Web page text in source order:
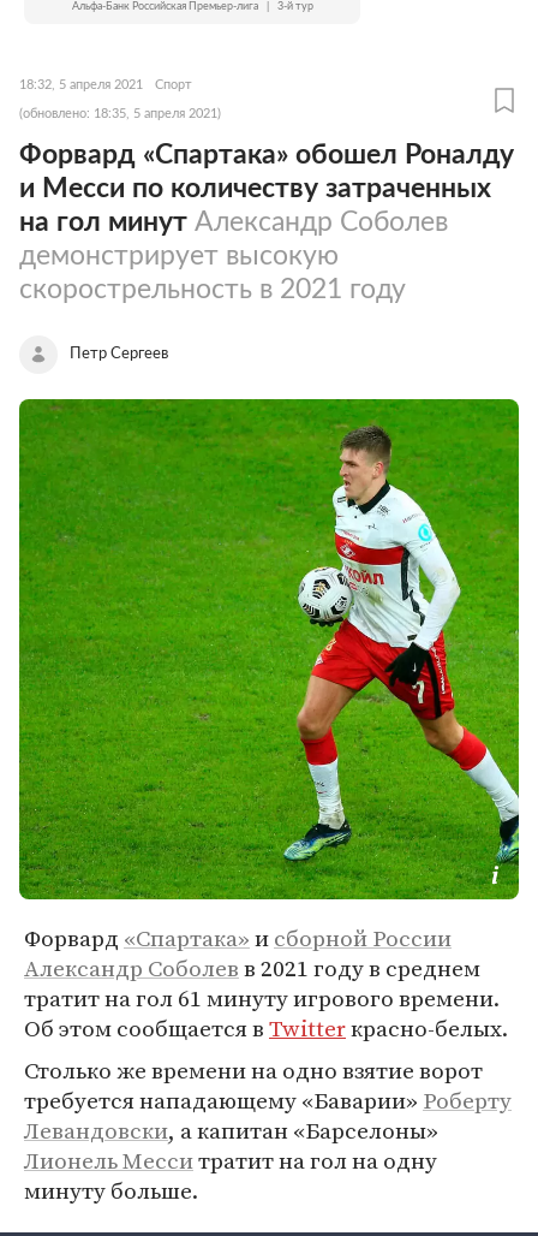
Альфа-Банк Российская Премьер-лига 3-й тур
18:32, 5 апреля 2021 Спорт
(обновлено: 18:35, 5 апреля 2021)
Форвард «Спартака» обошел Роналду
и Месси по количеству затраченных
на гол минут Александр Соболев
демонстрирует высокую
скорострельность в 2021 году
Петр Сергеев
Форвард «Спартака»исборной России
Александр Соболевв 2021 году в среднем
тратит на гол 61 минуту игрового времени.
Об этом сообщается вTwitterкрасно-белых.
Столько же времени на одно взятие ворот
требуется нападающему «Баварии» Роберту
Левандовски, а капитан «Барселоны»
Лионель Месситратит на гол на одну
минуту больше.